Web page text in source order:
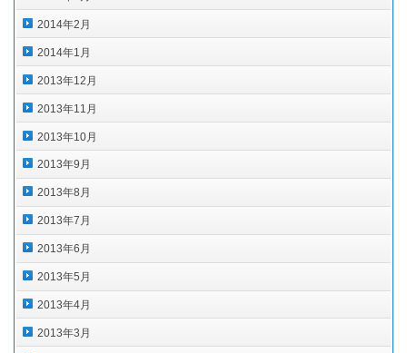
2014年2月
2014年1月
2013年12月
2013年11月
2013年10月
2013年9月
2013年8月
2013年7月
2013年6月
2013年5月
2013年4月
2013年3月